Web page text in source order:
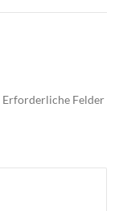
Erforderliche Felder